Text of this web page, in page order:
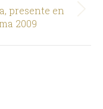
presente en
2009